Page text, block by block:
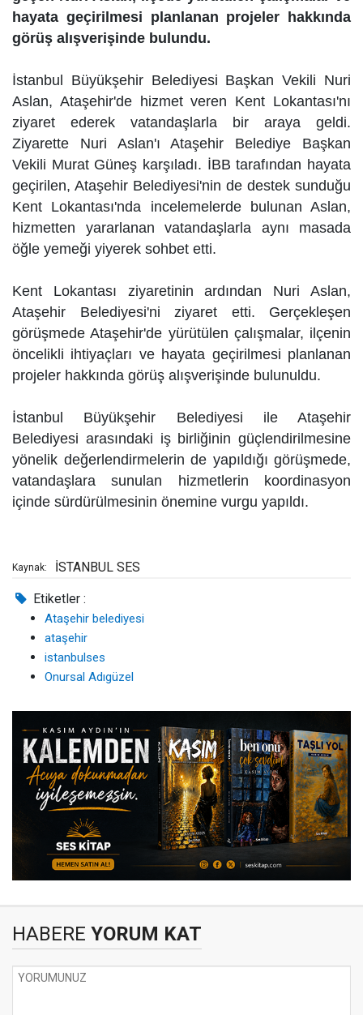
hayata geçirilmesi planlanan projeler hakkında
görüş alışverişinde bulundu.
İstanbul Büyükşehir Belediyesi Başkan Vekili Nuri
Aslan, Ataşehir'de hizmet veren Kent Lokantası'nı
ziyaret ederek vatandaşlarla bir araya geldi.
Ziyarette Nuri Aslan'ı Ataşehir Belediye Başkan
Vekili Murat Güneş karşıladı. İBB tarafından hayata
geçirilen, Ataşehir Belediyesi'nin de destek sunduğu
Kent Lokantası'nda incelemelerde bulunan Aslan,
hizmetten yararlanan vatandaşlarla aynı masada
öğle yemeği yiyerek sohbet etti.
Kent Lokantası ziyaretinin ardından Nuri Aslan,
Ataşehir Belediyesi'ni ziyaret etti. Gerçekleşen
görüşmede Ataşehir'de yürütülen çalışmalar, ilçenin
öncelikli ihtiyaçları ve hayata geçirilmesi planlanan
projeler hakkında görüş alışverişinde bulunuldu.
İstanbul Büyükşehir Belediyesi ile Ataşehir
Belediyesi arasındaki iş birliğinin güçlendirilmesine
yönelik değerlendirmelerin de yapıldığı görüşmede,
vatandaşlara sunulan hizmetlerin koordinasyon
içinde sürdürülmesinin önemine vurgu yapıldı.
Kaynak: İSTANBUL SES
Etiketler :
Ataşehir belediyesi
ataşehir
istanbulses
Onursal Adıgüzel
HABERE YORUM KAT